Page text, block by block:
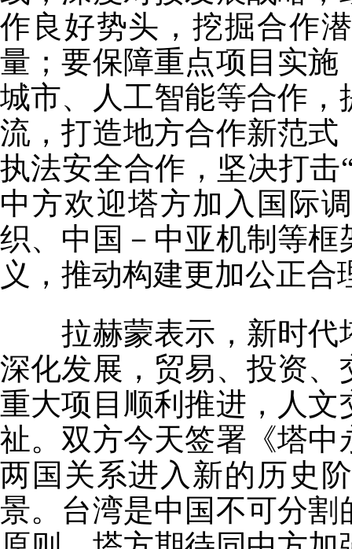
作良好势头，挖掘合作
量；要保障重点项目实
城市、人工智能等合作
流，打造地方合作新范
执法安全合作，坚决打
中方欢迎塔方加入国际
织、中国－中亚机制等
义，推动构建更加公正
拉赫蒙表示，新时代
深化发展，贸易、投资
重大项目顺利推进，人
祉。双方今天签署《塔
两国关系进入新的历史
景。台湾是中国不可分